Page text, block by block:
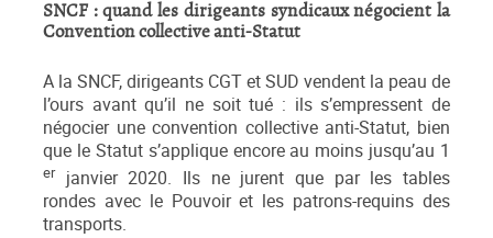
SNCF : quand les dirigeants syndicaux négocient la
Convention collective anti-Statut
A la SNCF, dirigeants CGT et SUD vendent la peau de
l’ours avant qu’il ne soit tué : ils s’empressent de
négocier une convention collective anti-Statut, bien
que le Statut s’applique encore au moins jusqu’au 1
erjanvier 2020. Ils ne jurent que par les tables
rondes avec le Pouvoir et les patrons-requins des
transports.